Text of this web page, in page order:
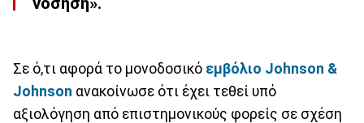
Σε ό,τι αφορά το μονοδοσικό εμβόλιο Johnson &
Johnson ανακοίνωσε ότι έχει τεθεί υπό
αξιολόγηση από επιστημονικούς φορείς σε σχέση